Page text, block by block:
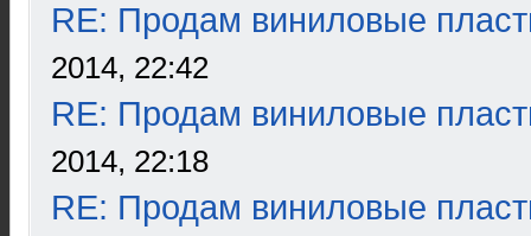
RE: Продам виниловые
2014, 22:42
RE: Продам виниловые
2014, 22:18
RE: Продам виниловые